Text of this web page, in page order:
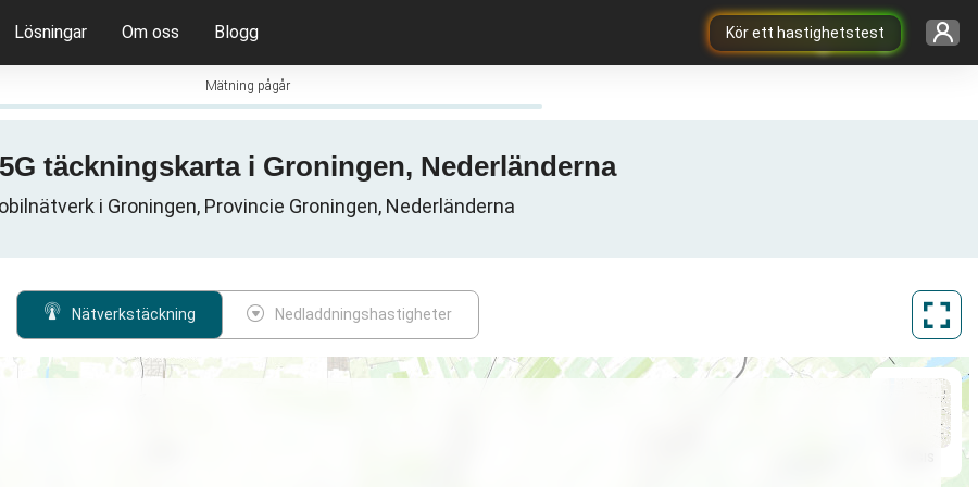
Kör ett hastighetstest
Lösningar Om oss Blogg
Mätning pågår
täckningskarta i Groningen, Nederländerna
i Groningen, Provincie Groningen, Nederländerna
Nätverkstäckning Nedladdningshastigheter